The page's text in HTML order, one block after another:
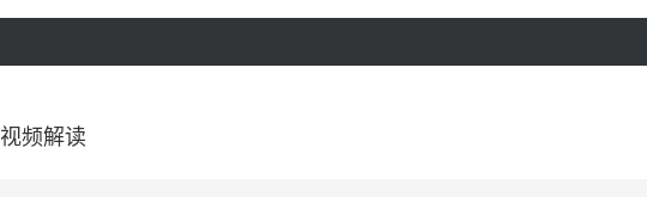
视频解读